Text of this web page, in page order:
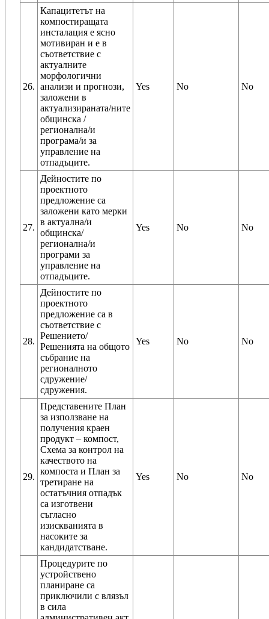
26.
Капацитетът на
компостиращата
инсталация е ясно
мотивиран и е в
съответствие с
актуалните
морфологични
анализи и прогнози,
заложени в
актуализираната/ните
общинска /
регионална/и
програма/и за
управление на
отпадъците.
Yes No No
27.
Дейностите по
проектното
предложение са
заложени като мерки
в актуална/и
общинска/
регионална/и
програми за
управление на
отпадъците.
Yes No No
28.
Дейностите по
проектното
предложение са в
съответствие с
Решението/
Решенията на общото
събрание на
регионалното
сдружение/
сдружения.
Yes No No
29.
Представените План
за използване на
получения краен
продукт – компост,
Схема за контрол на
качеството на
компоста и План за
третиране на
остатъчния отпадък
са изготвени
съгласно
изискванията в
насоките за
кандидатстване.
Yes No No
Процедурите по
устройствено
планиране са
приключили с влязъл
в сила